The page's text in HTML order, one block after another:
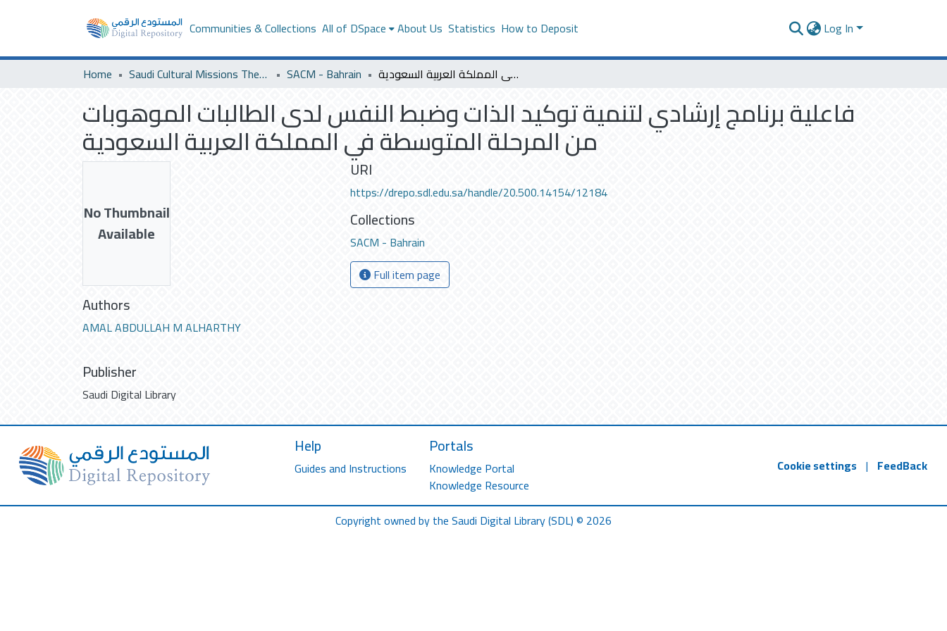
Communities & Collections All of DSpace About Us Statistics How to Deposit Log In
Home Saudi Cultural Missions Theses & Dissertations SACM - Bahrain فاعلية برنامج إرشادي لتنمية توكيد الذات وضبط النفس لدى الطالبات الموهوبات من المرحلة المتوسطة في المملكة العربية السعودية
فاعلية برنامج إرشادي لتنمية توكيد الذات وضبط النفس لدى الطالبات الموهوبات
من المرحلة المتوسطة في المملكة العربية السعودية
No Thumbnail
Available
Authors
AMAL ABDULLAH M ALHARTHY
Publisher
Saudi Digital Library
URI
https://drepo.sdl.edu.sa/handle/20.500.14154/12184
Collections
SACM - Bahrain
Full item page
Help
Guides and Instructions
Portals
Knowledge Portal
Knowledge Resource
Cookie settings | FeedBack
Copyright owned by the Saudi Digital Library (SDL) © 2026